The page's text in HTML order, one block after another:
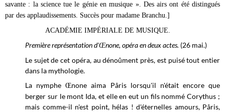
savante : la science tue le génie en musique ». Des airs ont été distingués
par des applaudissements. Succès pour madame Branchu.]
ACADÉMIE IMPÉRIALE DE MUSIQUE.
Première représentation d'Œnone, opéra en deux actes. (26 mai.)
Le sujet de cet opéra, au dénoûment près, est puisé tout entier
dans la mythologie.
La nympheŒnone aima Pâris lorsqu'il n'était encore que
berger sur le mont Ida, et elle en eut un fils nommé Corythus ;
mais comme-il n'est point, hélas ! d'éternelles amours, Pâris,